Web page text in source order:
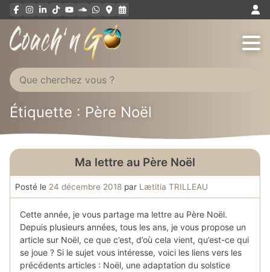
Aller
au
Étiquette : Père Noël
Ma lettre au Père Noël
Posté le 24 décembre 2018 par Lætitia TRILLEAU
Cette année, je vous partage ma lettre au Père Noël.
Depuis plusieurs années, tous les ans, je vous propose un
article sur Noël, ce que c’est, d’où cela vient, qu’est-ce qui
se joue ? Si le sujet vous intéresse, voici les liens vers les
précédents articles : Noël, une adaptation du solstice